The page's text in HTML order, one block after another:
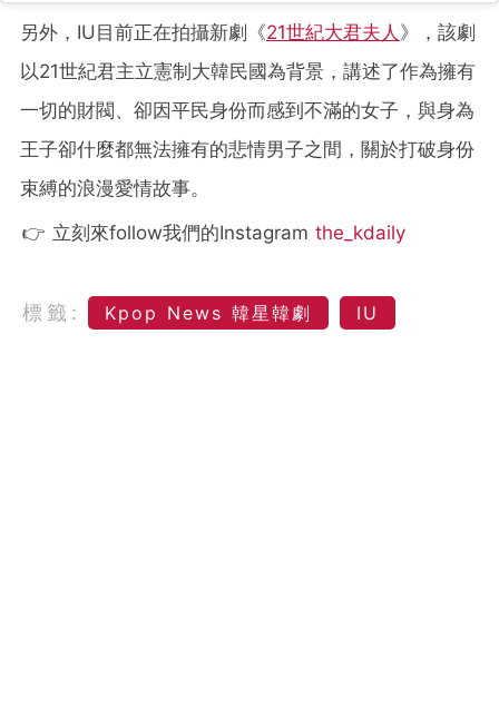
另外，IU目前正在拍攝新劇《21世紀大君夫人 》，該劇
以21世紀君主立憲制大韓民國為背景，講述了作為擁有
一切的財閥、卻因平民身份而感到不滿的女子，與身為
王子卻什麼都無法擁有的悲情男子之間，關於打破身份
束縛的浪漫愛情故事。
👉 立刻來follow我們的Instagram the_kdaily
標籤: Kpop News 韓星韓劇 IU